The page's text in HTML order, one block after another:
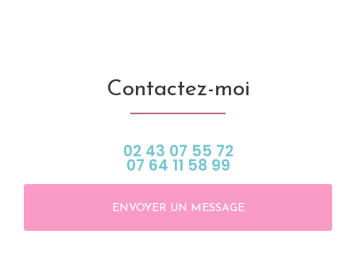
Contactez-moi
02 43 07 55 72
07 64 11 58 99
ENVOYER UN MESSAGE